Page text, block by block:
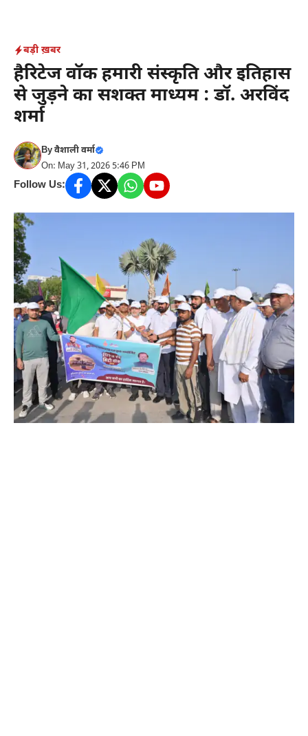
content
बड़ी ख़बर
हैरिटेज वॉक हमारी संस्कृति और इतिहास
से जुड़ने का सशक्त माध्यम : डॉ. अरविंद
शर्मा
Byवैशाली वर्मा
On: May 31, 2026 5:46 PM
Follow Us: